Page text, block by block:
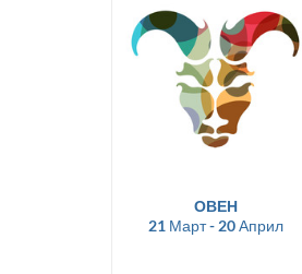
ОВЕН
21 Март - 20 Април